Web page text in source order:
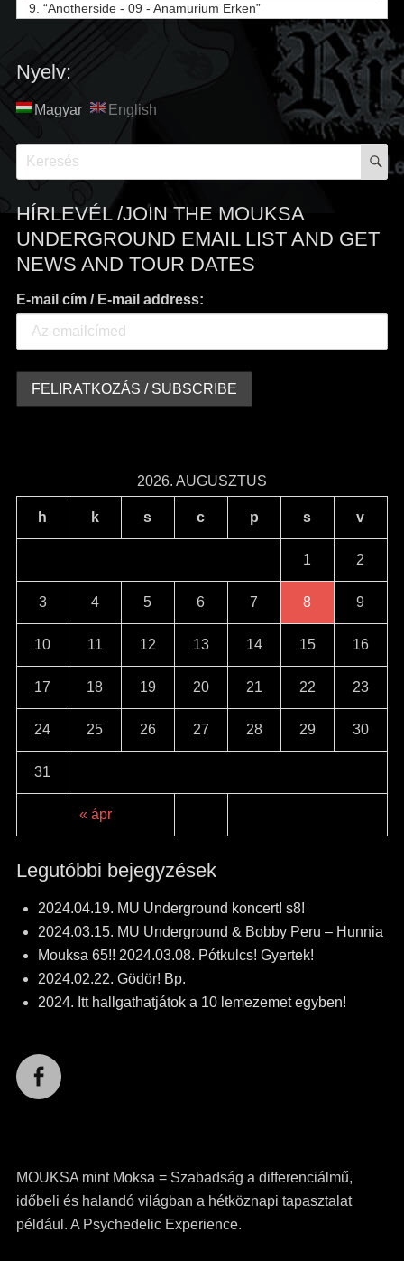
9. “Anotherside - 09 - Anamurium Erken”
Nyelv:
Magyar English
Search
for:
HÍRLEVÉL /JOIN THE MOUKSA
UNDERGROUND EMAIL LIST AND GET
NEWS AND TOUR DATES
E-mail cím / E-mail address:
2026. AUGUSZTUS
h k s c p s v
« ápr
1 2
3 4 5 6 7 8 9
10 11 12 13 14 15 16
17 18 19 20 21 22 23
24 25 26 27 28 29 30
31
Legutóbbi bejegyzések
2024.04.19. MU Underground koncert! s8!
2024.03.15. MU Underground & Bobby Peru – Hunnia
Mouksa 65!! 2024.03.08. Pótkulcs! Gyertek!
2024.02.22. Gödör! Bp.
2024. Itt hallgathatjátok a 10 lemezemet egyben!
MOUKSA mint Moksa = Szabadság a differenciálmű,
időbeli és halandó világban a hétköznapi tapasztalat
például. A Psychedelic Experience.